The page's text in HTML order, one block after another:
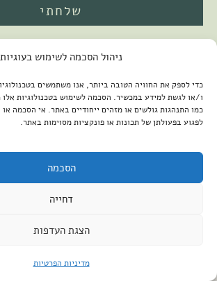
ניהול הסכמה לשימוש בעוגיות
כדי לספק את החוויה הטובה ביותר, אנו משתמשים
ו/או לגשת למידע במכשיר. הסכמה לשימוש בטכנולוגיות אלו
כמו התנהגות גולשים או מזהים ייחודיים באתר. אי הסכמה או
לפגוע בפעולתן של תכונות או פונקציות מסוימות באתר.
הסכמה
דחייה
הצגת העדפות
מדיניות הפרטיות
שלחתי
2026 © כל הזכויות שמורות למיכל שמיר
הצהרת נגישות